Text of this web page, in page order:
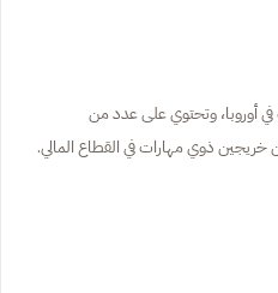
في أوروبا، وتحتوي على عدد من
ذوي مهارات في القطاع المالي.